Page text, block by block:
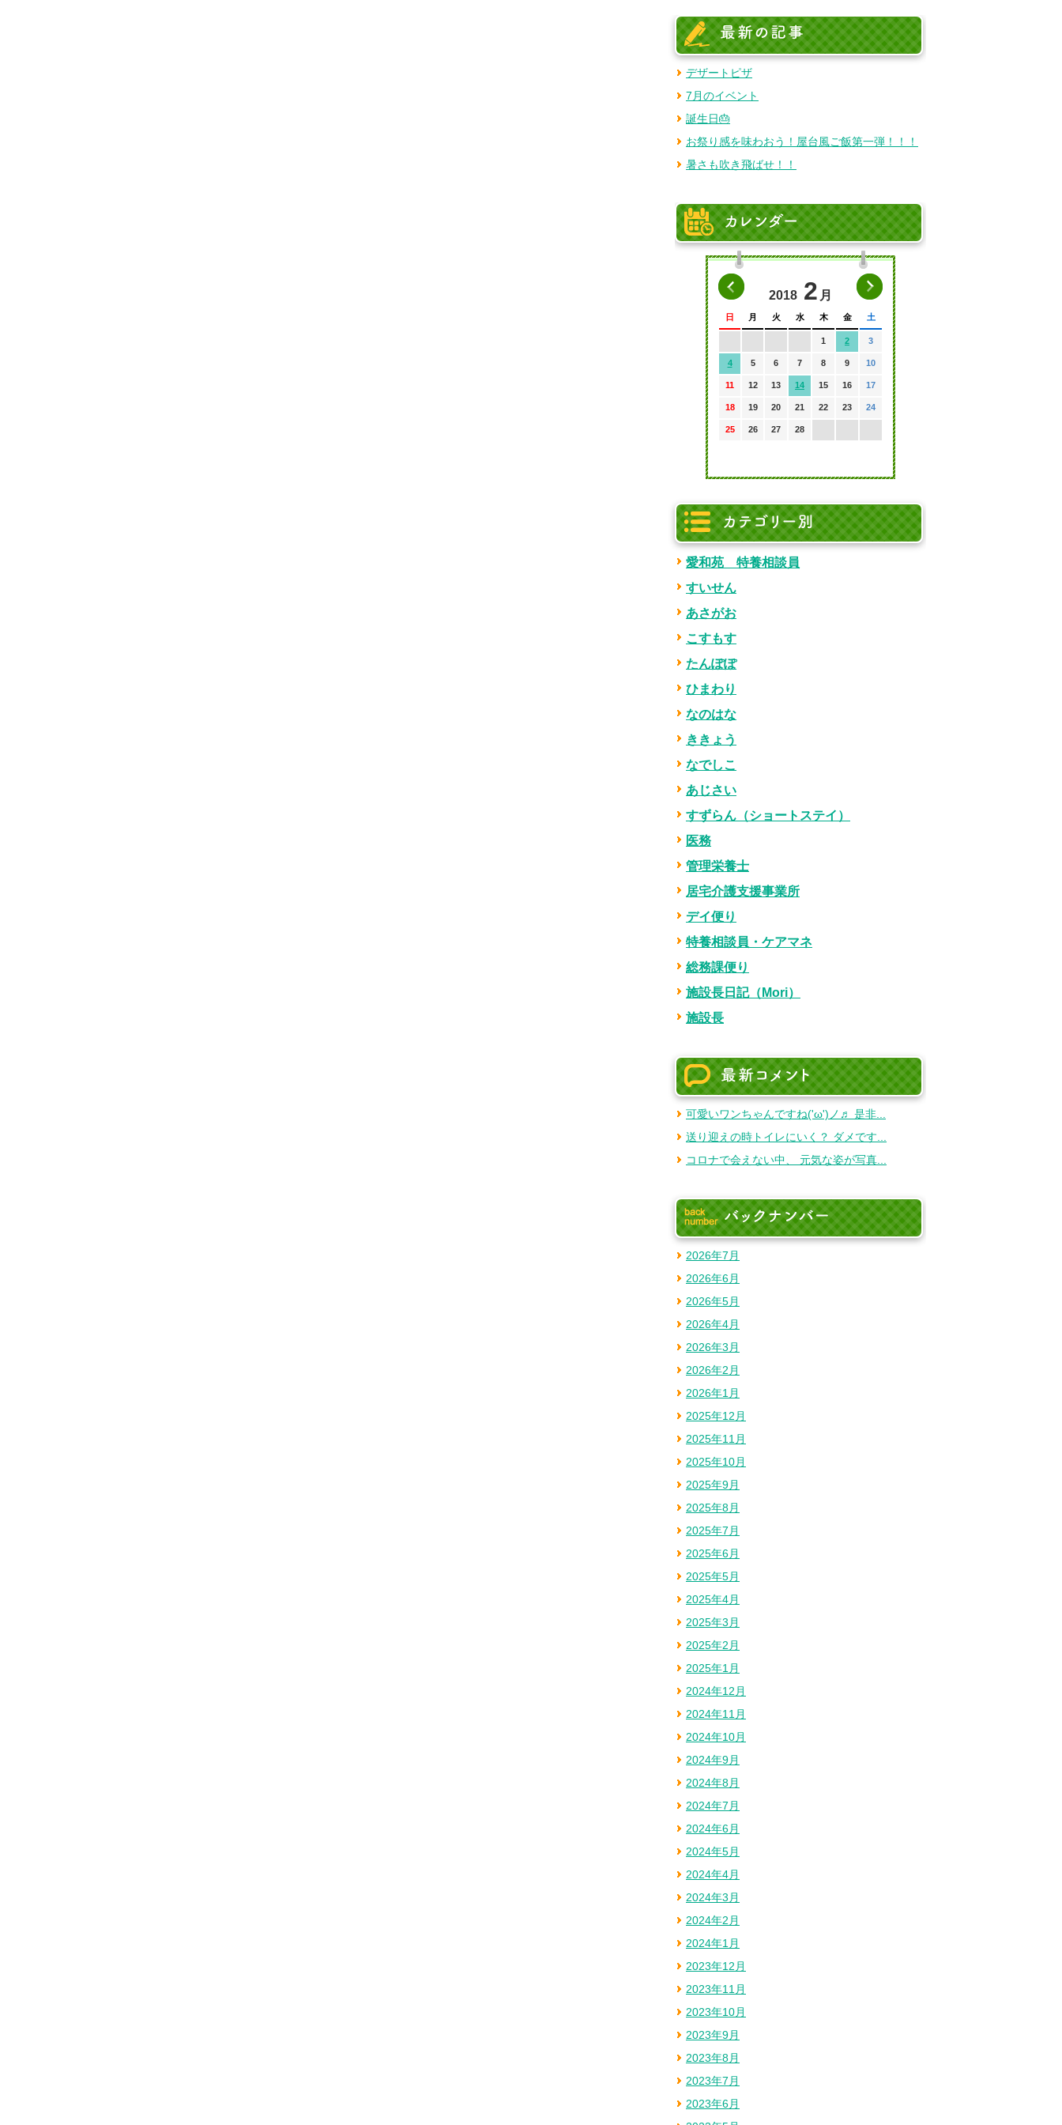
デザートピザ
7月のイベント
誕生日🎂
お祭り感を味わおう！屋台風ご飯第一弾！！！
暑さも吹き飛ばせ！！
2018 2 月
日 月 火 水 木 金 土
1 2 3
4 5 6 7 8 9 10
11 12 13 14 15 16 17
18 19 20 21 22 23 24
25 26 27 28
次の月へ
愛和苑 特養相談員
すいせん
あさがお
こすもす
たんぽぽ
ひまわり
なのはな
ききょう
なでしこ
あじさい
すずらん（ショートステイ）
医務
管理栄養士
居宅介護支援事業所
デイ便り
特養相談員・ケアマネ
総務課便り
施設長日記（Mori）
施設長
可愛いワンちゃんですね('ω')ノ♬ 是非...
送り迎えの時トイレにいく？ ダメです...
コロナで会えない中、 元気な姿が写真...
2026年7月
2026年6月
2026年5月
2026年4月
2026年3月
2026年2月
2026年1月
2025年12月
2025年11月
2025年10月
2025年9月
2025年8月
2025年7月
2025年6月
2025年5月
2025年4月
2025年3月
2025年2月
2025年1月
2024年12月
2024年11月
2024年10月
2024年9月
2024年8月
2024年7月
2024年6月
2024年5月
2024年4月
2024年3月
2024年2月
2024年1月
2023年12月
2023年11月
2023年10月
2023年9月
2023年8月
2023年7月
2023年6月